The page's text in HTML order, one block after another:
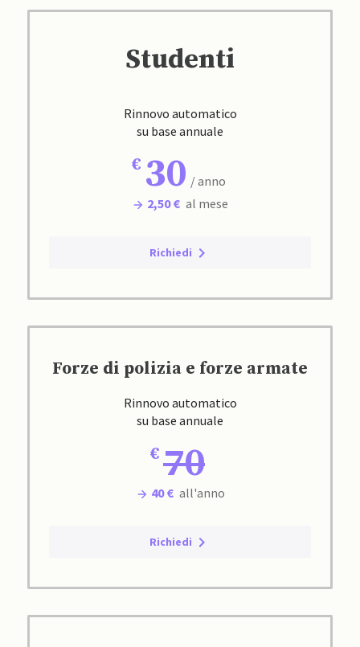
Studenti
Rinnovo automatico
su base annuale
30 / anno
2,50 € al mese
Richiedi
Forze di polizia e forze armate
Rinnovo automatico
su base annuale
70
40 € all'anno
Richiedi